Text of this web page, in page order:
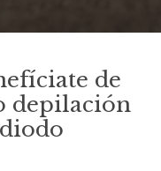
de
depilación